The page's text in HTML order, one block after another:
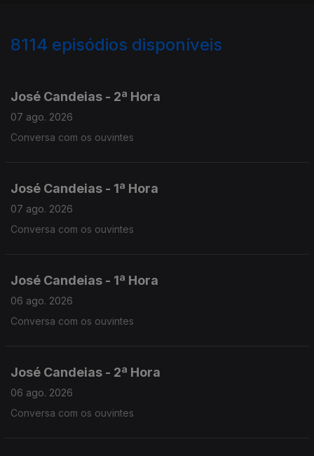
8114 episódios disponíveis
José Candeias - 2ª Hora
07 ago. 2026
Conversa com os ouvintes
José Candeias - 1ª Hora
07 ago. 2026
Conversa com os ouvintes
José Candeias - 1ª Hora
06 ago. 2026
Conversa com os ouvintes
José Candeias - 2ª Hora
06 ago. 2026
Conversa com os ouvintes